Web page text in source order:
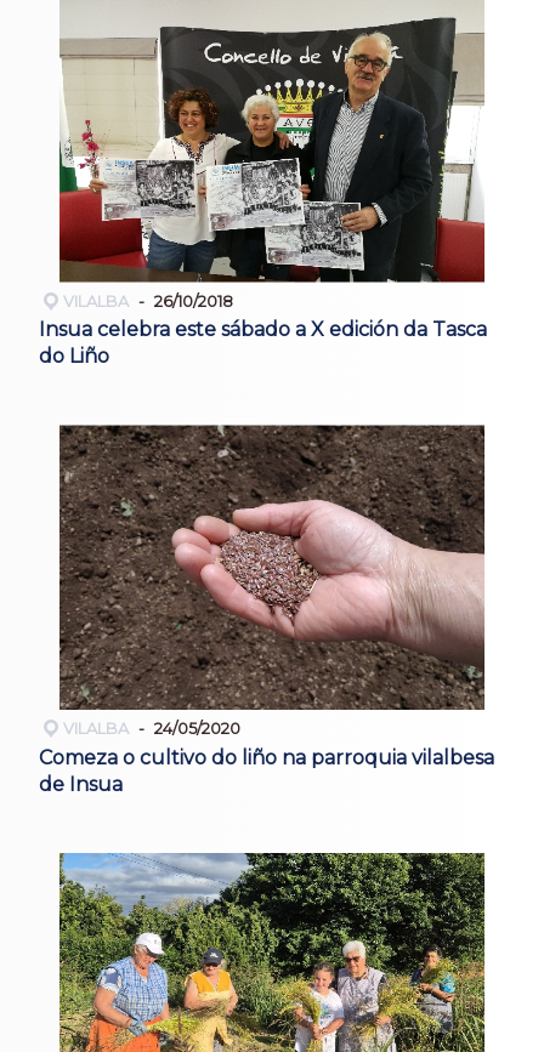
VILALBA 26/10/2018
Insua celebra este sábado a X edición da Tasca
do Liño
VILALBA 24/05/2020
Comeza o cultivo do liño na parroquia vilalbesa
de Insua